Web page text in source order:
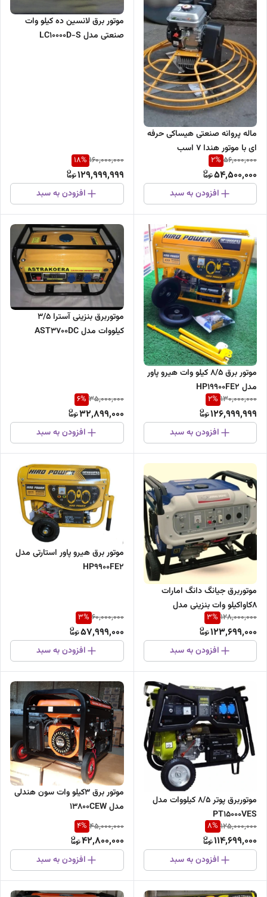
ماله پروانه صنعتی هیساکی حرفه
ای با موتور هندا 7 اسب
56,000,000
2%
54,500,000
افزودن به سبد
موتور برق لانسین ده کیلو وات
صنعتی مدل LC10000D-S
160,000,000
18%
129,999,999
افزودن به سبد
موتور برق ۸/۵ کیلو وات هیرو پاور
مدل HP19900FE2
130,000,000
2%
126,999,999
افزودن به سبد
موتوربرق بنزینی آسترا ۳/۵
کیلووات مدل AST3700DC
35,000,000
6%
32,899,000
افزودن به سبد
موتوربرق جیانگ دانگ امارات
8کاواکیلو وات بنزینی مدل
JD10000JWE2
128,000,000
3%
123,699,000
افزودن به سبد
موتور برق هیرو پاور استارتی مدل
HP9900FE2
60,000,000
3%
57,999,000
افزودن به سبد
موتوربرق پوتر 8/5 کیلووات مدل
PT15000VES
125,000,000
8%
114,699,000
افزودن به سبد
موتور برق 3کیلو وات سون هندلی
مدل 13800CEW
45,000,000
4%
42,800,000
افزودن به سبد